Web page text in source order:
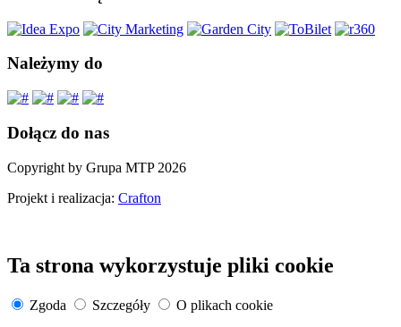
Należymy do
Dołącz do nas
Copyright by Grupa MTP 2026
Projekt i realizacja: Crafton
Ta strona wykorzystuje pliki cookie
Zgoda Szczegóły
O plikach cookie